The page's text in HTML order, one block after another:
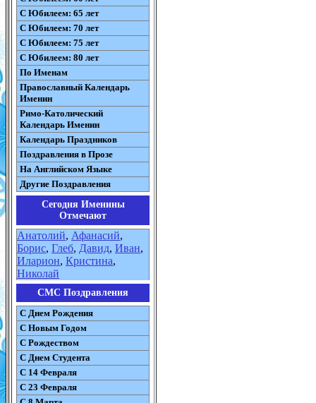
С Юбилеем: 65 лет
С Юбилеем: 70 лет
С Юбилеем: 75 лет
С Юбилеем: 80 лет
По Именам
Православный Календарь
Именин
Римо-Католический
Календарь Именин
Календарь Праздников
Поздравления в Прозе
На Английском Языке
Другие Поздравления
Сегодня Именины
Отмечают
Анатолий, Афанасий,
Борис, Глеб, Давид, Иван,
Иларион, Кристина,
Николай
СМС Поздравления
С Днем Рождения
С Новым Годом
С Рождеством
C Днем Студента
С 14 Февраля
С 23 Февраля